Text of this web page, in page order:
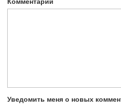
Уведомить меня о новых